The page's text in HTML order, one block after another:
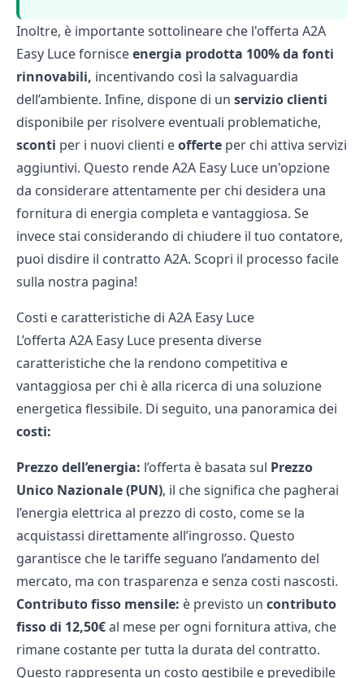
Inoltre, è importante sottolineare che l'offerta A2A
Easy Luce fornisceenergia prodotta 100% da fonti
rinnovabili, incentivando così la salvaguardia
dell’ambiente. Infine, dispone di un servizio clienti
disponibile per risolvere eventuali problematiche,
sconti per i nuovi clienti eofferte per chi attiva servizi
aggiuntivi. Questo rende A2A Easy Luce un'opzione
da considerare attentamente per chi desidera una
fornitura di energia completa e vantaggiosa. Se
invece stai considerando di chiudere il tuo contatore,
puoi disdire il contratto A2A. Scopri il processo facile
sulla nostra pagina!
Costi e caratteristiche di A2A Easy Luce
L’offerta A2A Easy Luce presenta diverse
caratteristiche che la rendono competitiva e
vantaggiosa per chi è alla ricerca di una soluzione
energetica flessibile. Di seguito, una panoramica dei
costi:
Prezzo dell’energia: l’offerta è basata sul Prezzo
Unico Nazionale (PUN), il che significa che pagherai
l’energia elettrica al prezzo di costo, come se la
acquistassi direttamente all’ingrosso. Questo
garantisce che le tariffe seguano l’andamento del
mercato, ma con trasparenza e senza costi nascosti.
Contributo fisso mensile: è previsto un contributo
fisso di 12,50€al mese per ogni fornitura attiva, che
rimane costante per tutta la durata del contratto.
Questo rappresenta un costo gestibile e prevedibile